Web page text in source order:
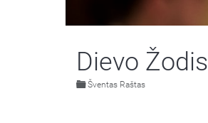
Dievo Žodis
Šventas Raštas